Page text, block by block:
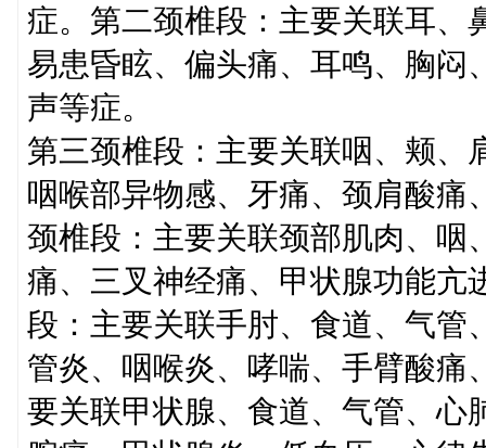
症。第二颈椎段：主要关联耳、
易患昏眩、偏头痛、耳鸣、胸闷
声等症。
第三颈椎段：主要关联咽、颊、
咽喉部异物感、牙痛、颈肩酸痛
颈椎段：主要关联颈部肌肉、咽
痛、三叉神经痛、甲状腺功能亢
段：主要关联手肘、食道、气管
管炎、咽喉炎、哮喘、手臂酸痛
要关联甲状腺、食道、气管、心